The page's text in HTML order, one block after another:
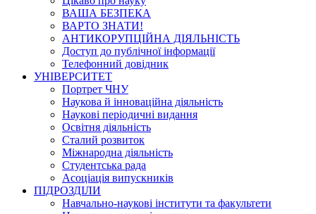
ВАША БЕЗПЕКА
ВАРТО ЗНАТИ!
АНТИКОРУПЦІЙНА ДІЯЛЬНІСТЬ
Доступ до публічної інформації
Телефонний довідник
УНІВЕРСИТЕТ
Портрет ЧНУ
Наукова й інноваційна діяльність
Наукові періодичні видання
Освітня діяльність
Сталий розвиток
Міжнародна діяльність
Студентська рада
Асоціація випускників
ПІДРОЗДІЛИ
Навчально-наукові інститути та факультети